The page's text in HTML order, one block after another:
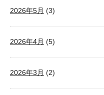
2026年5月 (3)
2026年4月 (5)
2026年3月 (2)